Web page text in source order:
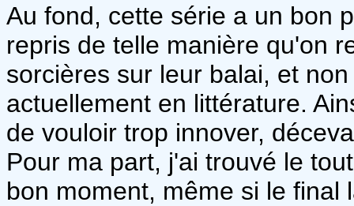
Au fond, cette série a un bon
repris de telle manière qu'on
sorcières sur leur balai, et
actuellement en littérature.
de vouloir trop innover,
Pour ma part, j'ai trouvé le
bon moment, même si le final